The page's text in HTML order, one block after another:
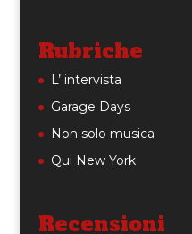
Rubriche
L’ intervista
Garage Days
Non solo musica
Qui New York
Recensioni